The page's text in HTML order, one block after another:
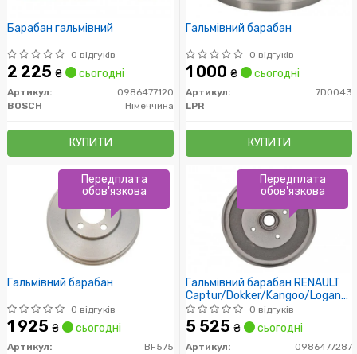
Барабан гальмівний
0 відгуків
2 225 ₴ сьогодні
Артикул:
0986477120
BOSCH
Німеччина
КУПИТИ
Гальмівний барабан
0 відгуків
1 000 ₴ сьогодні
Артикул:
7D0043
LPR
КУПИТИ
Гальмівний барабан
0 відгуків
1 925 ₴ сьогодні
Артикул:
BF575
Передплата
обов'язкова
Гальмівний барабан RENAULT
Captur/Dokker/Kangoo/Logan
"08>>
0 відгуків
5 525 ₴ сьогодні
Артикул:
0986477287
Передплата
обов'язкова